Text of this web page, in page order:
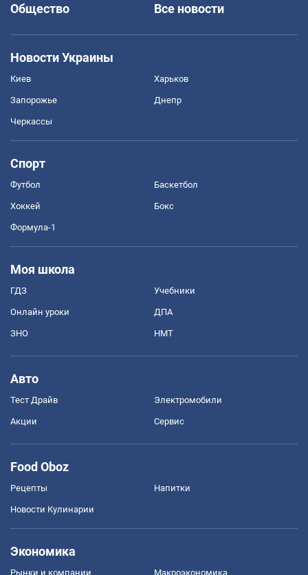
Общество
Все новости
Новости Украины
Киев Харьков
Запорожье Днепр
Черкассы
Спорт
Футбол Баскетбол
Хоккей Бокс
Формула-1
Моя школа
ГДЗ Учебники
Онлайн уроки ДПА
ЗНО НМТ
Авто
Тест Драйв Электромобили
Акции Сервис
Food Oboz
Рецепты Напитки
Новости Кулинарии
Экономика
Рынки и компании Mакроэкономика